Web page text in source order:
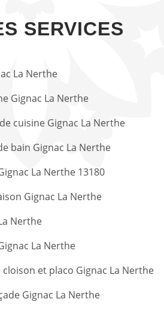
SERVICES
La Nerthe
Gignac La Nerthe
cuisine Gignac La Nerthe
bain Gignac La Nerthe
La Nerthe 13180
Gignac La Nerthe
Nerthe
La Nerthe
et placo Gignac La Nerthe
Gignac La Nerthe